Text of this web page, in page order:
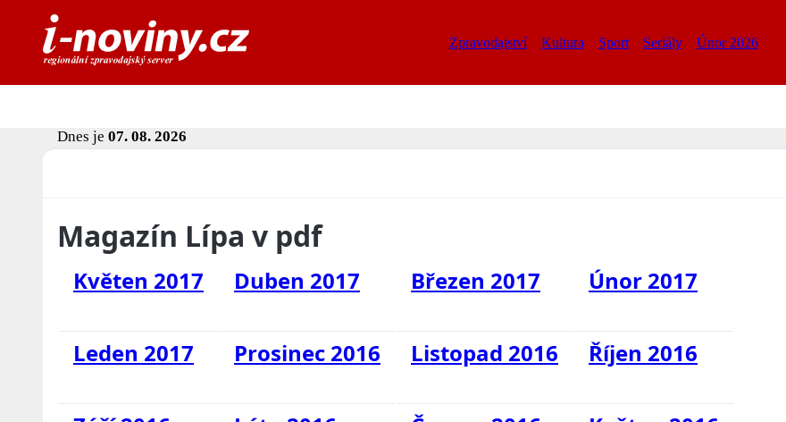
Zpravodajství Kultura Sport Seriály Únor 2026
Dnes je 07. 08. 2026
Magazín Lípa v pdf
Květen 2017 Duben 2017 Březen 2017 Únor 2017
Leden 2017 Prosinec 2016 Listopad 2016 Říjen 2016